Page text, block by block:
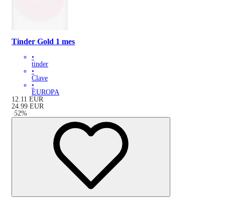
Tinder Gold 1 mes
•
tinder
•
Clave
•
EUROPA
12.11 EUR
24.99 EUR
-52%